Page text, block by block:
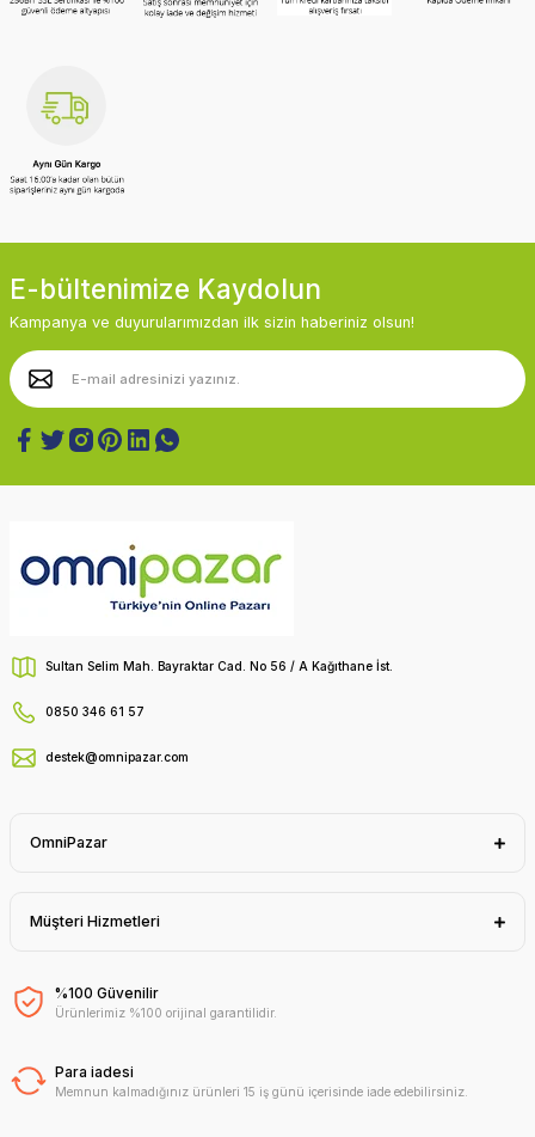
E-bültenimize Kaydolun
Kampanya ve duyurularımızdan ilk sizin haberiniz olsun!
Sultan Selim Mah. Bayraktar Cad. No 56 / A Kağıthane İst.
0850 346 61 57
destek@omnipazar.com
OmniPazar
Müşteri Hizmetleri
%100 Güvenilir
Ürünlerimiz %100 orijinal garantilidir.
Para iadesi
Memnun kalmadığınız ürünleri 15 iş günü içerisinde iade edebilirsiniz.